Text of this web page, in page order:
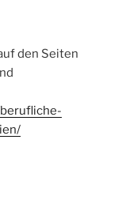
den Seiten